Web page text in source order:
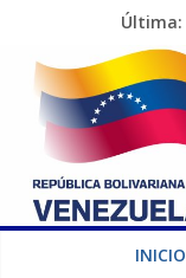
Última:
INICIO